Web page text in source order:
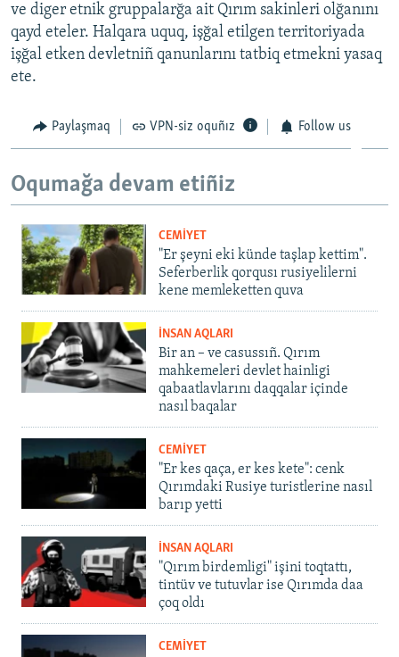
ve diger etnik gruppalarğa ait Qırım sakinleri olğanını
qayd eteler. Halqara uquq, işğal etilgen territoriyada
işğal etken devletniñ qanunlarını tatbiq etmekni yasaq
ete.
Paylaşmaq VPN-siz oquñız Follow us
Oqumağa devam etiñiz
CEMİYET
"Er şeyni eki künde taşlap kettim".
Seferberlik qorqusı rusiyelilerni
kene memleketten quva
İNSAN AQLARI
Bir an – ve casussıñ. Qırım
mahkemeleri devlet hainligi
qabaatlavlarını daqqalar içinde
nasıl baqalar
CEMİYET
"Er kes qaça, er kes kete": cenk
Qırımdaki Rusiye turistlerine nasıl
barıp yetti
İNSAN AQLARI
"Qırım birdemligi" işini toqtattı,
tintüv ve tutuvlar ise Qırımda daa
çoq oldı
CEMİYET